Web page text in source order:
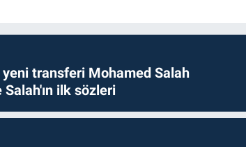
transferi Mohamed Salah
ilk sözleri